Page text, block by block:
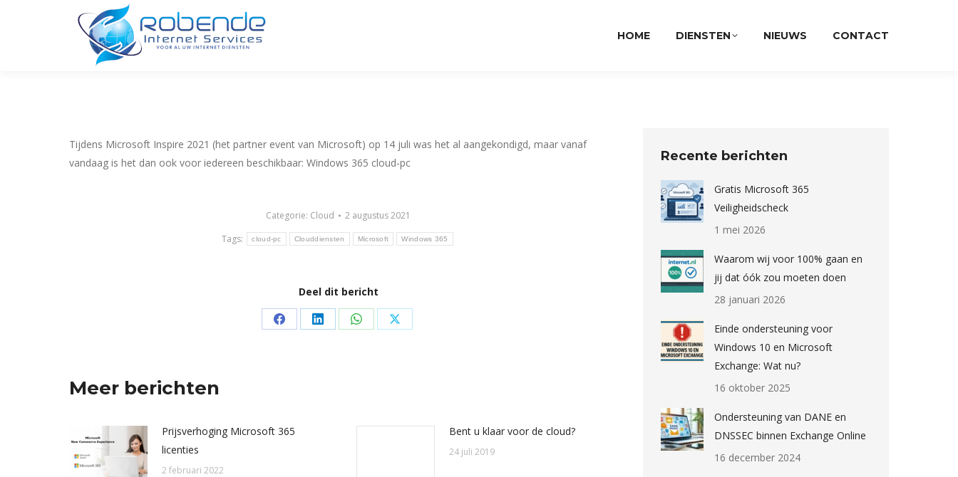
HOME DIENSTEN NIEUWS CONTACT
Tijdens Microsoft Inspire 2021 (het partner event van Microsoft) op 14 juli was het al aangekondigd, maar vanaf
vandaag is het dan ook voor iedereen beschikbaar: Windows 365 cloud-pc
Categorie: Cloud
2 augustus 2021
Tags:
cloud-pc Clouddiensten Microsoft Windows 365
Deel dit bericht
Deel
Deel
Deel
Deel
Meer berichten
Prijsverhoging Microsoft 365
licenties
2 februari 2022
Bent u klaar voor de cloud?
24 juli 2019
Recente berichten
Gratis Microsoft 365
Veiligheidscheck
1 mei 2026
Waarom wij voor 100% gaan en
jij dat óók zou moeten doen
28 januari 2026
Einde ondersteuning voor
Windows 10 en Microsoft
Exchange: Wat nu?
16 oktober 2025
Ondersteuning van DANE en
DNSSEC binnen Exchange Online
16 december 2024